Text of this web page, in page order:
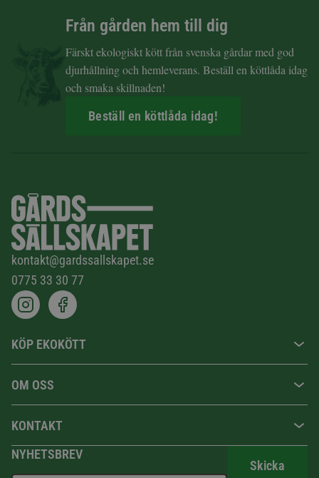
Från gården hem till dig
Färskt ekologiskt kött från svenska gårdar med god
djurhållning och hemleverans. Beställ en köttlåda idag
och smaka skillnaden!
Beställ en köttlåda idag!
kontakt@gardssallskapet.se
0775 33 30 77
KÖP EKOKÖTT
OM OSS
KONTAKT
NYHETSBREV
Skicka